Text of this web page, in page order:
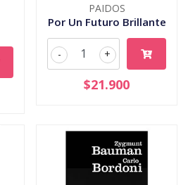
PAIDOS
Por Un Futuro Brillante
+
-
$21.900